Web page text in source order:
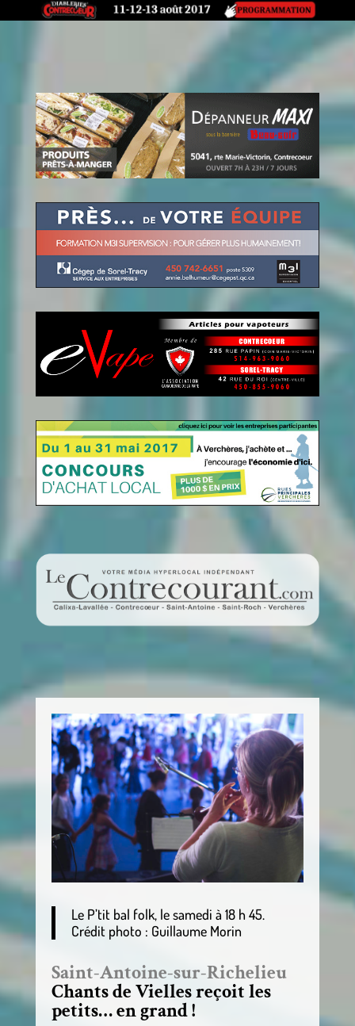
Le P’tit bal folk, le samedi à 18 h 45.
Crédit photo : Guillaume Morin
Saint-Antoine-sur-Richelieu
Chants de Vielles reçoit les
petits… en grand !